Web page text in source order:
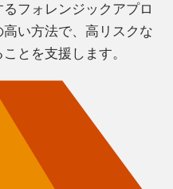
フォレンジックアプロ
い方法で、高リスクな
とを支援します。